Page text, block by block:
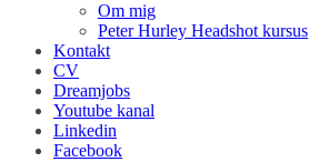
Om mig
Peter Hurley Headshot kursus
Kontakt
CV
Dreamjobs
Youtube kanal
Linkedin
Facebook